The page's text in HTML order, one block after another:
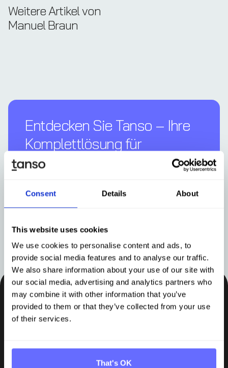
Consent Details About
This website uses cookies
We use cookies to personalise content and ads, to
provide social media features and to analyse our traffic.
We also share information about your use of our site with
our social media, advertising and analytics partners who
may combine it with other information that you’ve
provided to them or that they’ve collected from your use
of their services.
That's OK
Weitere Artikel von
Manuel Braun
Entdecken Sie Tanso – Ihre
Komplettl­ösung für
Nachhaltigkeit
Demo buchen
Bleiben Sie auf dem Laufenden
Insights, Tipps und Wissen direkt in Ihr Postfach.
Abonnieren